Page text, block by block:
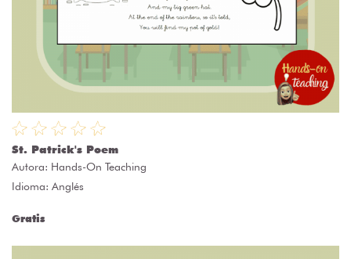
St. Patrick's Poem
Autora: Hands-On Teaching
Idioma: Anglés
Gratis